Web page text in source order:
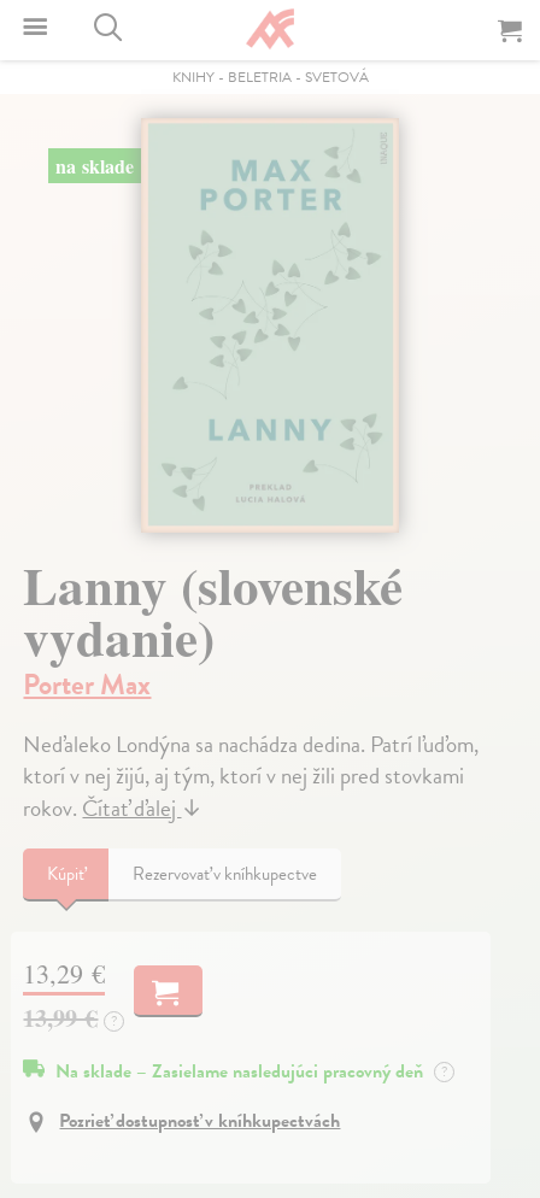
KNIHY- BELETRIA- SVETOVÁ
na sklade
Lanny (slovenské
vydanie)
Porter Max
Neďaleko Londýna sa nachádza dedina. Patrí ľuďom,
ktorí v nej žijú, aj tým, ktorí v nej žili pred stovkami
rokov. Čítať ďalej ↓
Kúpiť Rezervovať v kníhkupectve
13,29 €
13,99 € ?
Na sklade – Zasielame nasledujúci pracovný deň ?
Pozrieť dostupnosť v kníhkupectvách